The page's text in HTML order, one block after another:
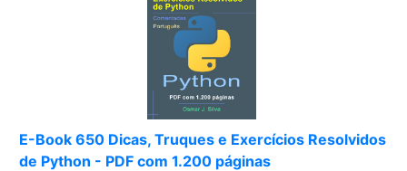
E-Book 650 Dicas, Truques e Exercícios Resolvidos
de Python - PDF com 1.200 páginas